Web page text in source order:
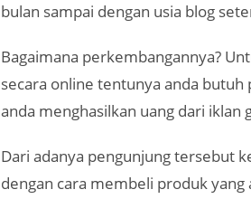
bulan sampai dengan usia blog
Bagaimana perkembangannya?
secara online tentunya anda
anda menghasilkan uang dari iklan
Dari adanya pengunjung tersebut
dengan cara membeli produk yang